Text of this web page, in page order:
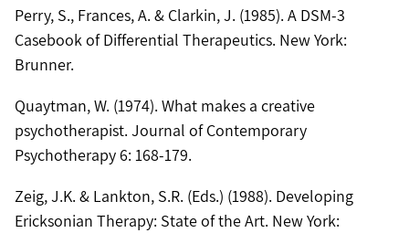
Perry, S., Frances, A. & Clarkin, J. (1985). A DSM-3
Casebook of Differential Therapeutics. New York:
Brunner.
Quaytman, W. (1974). What makes a creative
psychotherapist. Journal of Contemporary
Psychotherapy 6: 168-179.
Zeig, J.K. & Lankton, S.R. (Eds.) (1988). Developing
Ericksonian Therapy: State of the Art. New York: